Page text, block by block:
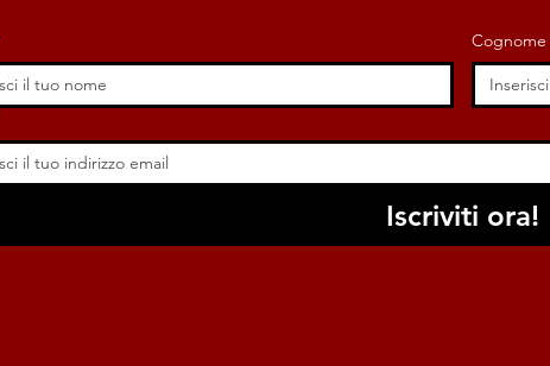
Cognome
Iscriviti ora!